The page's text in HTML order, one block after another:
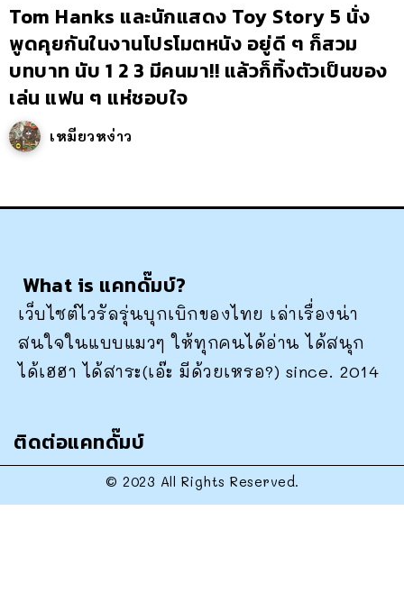
Tom Hanks และนักแสดง Toy Story 5 นั่ง
พูดคุยกันในงานโปรโมตหนัง อยู่ดี ๆ ก็สวม
บทบาท นับ 1 2 3 มีคนมา!! แล้วก็ทิ้งตัวเป็นของ
เล่น แฟน ๆ แห่ชอบใจ
เหมียวหง่าว
What is แคทดั๊มบ์?
เว็บไซต์ไวรัลรุ่นบุกเบิกของไทย เล่าเรื่องน่า
สนใจในแบบแมวๆ ให้ทุกคนได้อ่าน ได้สนุก
ได้เฮฮา ได้สาระ(เอ๊ะ มีด้วยเหรอ?) since. 2014
ติดต่อแคทดั๊มบ์
© 2023 All Rights Reserved.